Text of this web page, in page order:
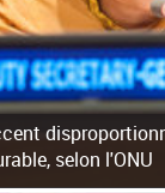
selon l'ONU